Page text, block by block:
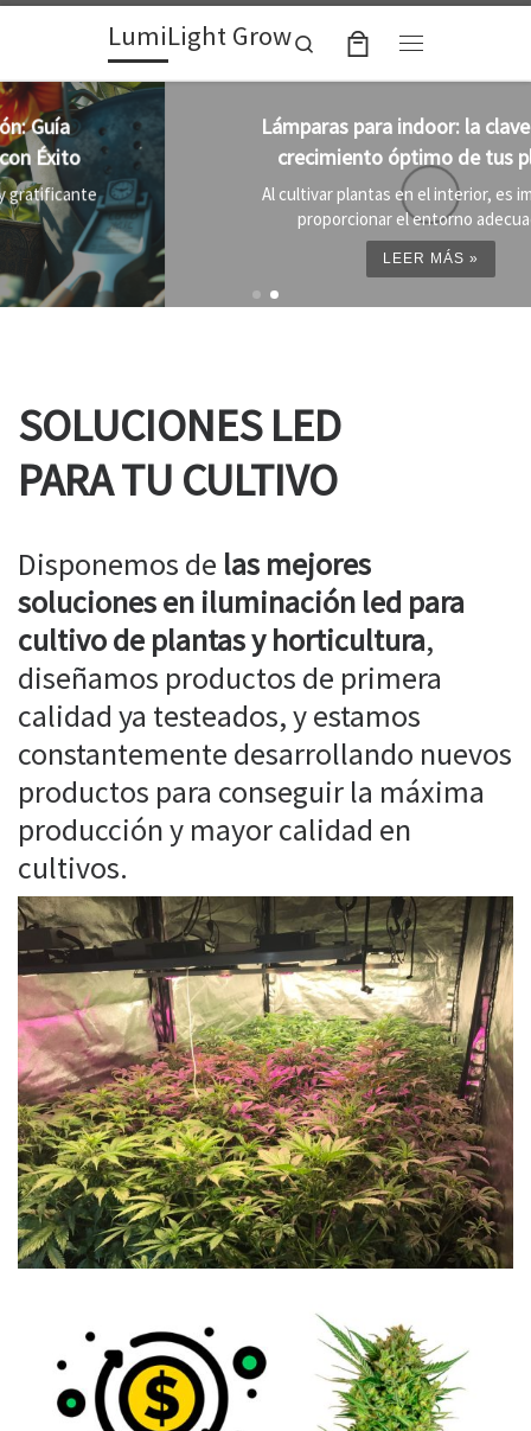
Skip to contentLumiLight Grow
Search
Lámparas para indoor: la clave para un
crecimiento óptimo de tus plantas
Al cultivar plantas en el interior, es importante
proporcionar el entorno adecuado ...
SOLUCIONES LED
PARA TU CULTIVO
Disponemos de las mejores
soluciones en iluminación led para
cultivo de plantas y horticultura,
diseñamos productos de primera
calidad ya testeados, y estamos
constantemente desarrollando nuevos
productos para conseguir la máxima
producción y mayor calidad en
cultivos.